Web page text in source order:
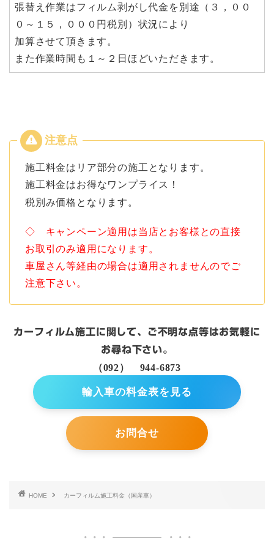
張替え作業はフィルム剥がし代金を別途（３，００
０～１５，０００円税別）状況により
加算させて頂きます。
また作業時間も１～２日ほどいただきます。
施工料金はリア部分の施工となります。
施工料金はお得なワンプライス！
税別み価格となります。
◇ キャンペーン適用は当店とお客様との直接
お取引のみ適用になります。
車屋さん等経由の場合は適用されませんのでご
注意下さい。
カーフィルム施工に関して、ご不明な点等はお気軽に
お尋ね下さい。
（092） 944-6873
輸入車の料金表を見る
お問合せ
HOME カーフィルム施工料金（国産車）